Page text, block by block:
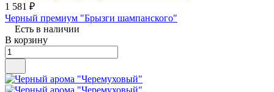
1 581 ₽
Черный премиум "Брызги шампанского"
Есть в наличии
В корзину